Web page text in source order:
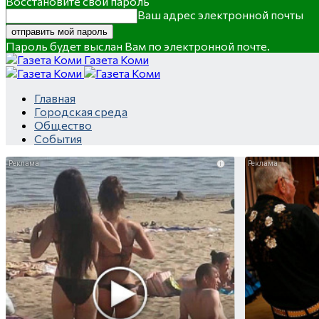
Ваш адрес электронной почты
Пароль будет выслан Вам по электронной почте.
Газета Коми
Главная
Городская среда
Общество
События
i